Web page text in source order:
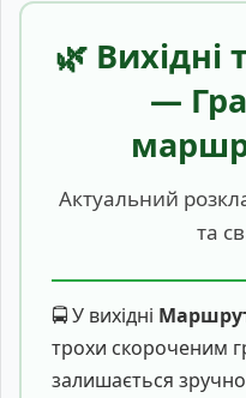
🌿 Вихідні
—
Актуальний
та
🚍 У вихідні
трохи скороченим
залишається